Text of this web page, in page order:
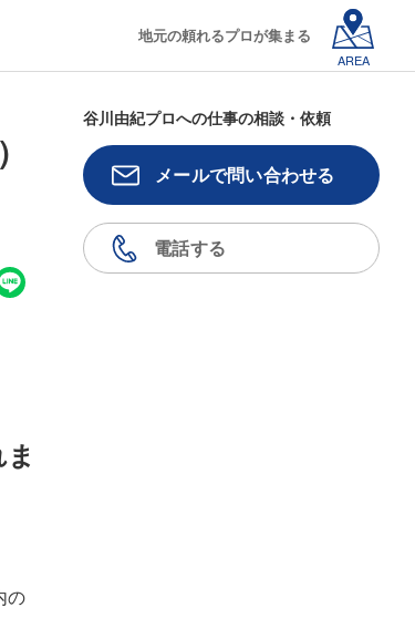
地元の頼れるプロが集まる
AREA
の
谷川由紀プロへの仕事の相談・依頼
メールで問い合わせる
電話する